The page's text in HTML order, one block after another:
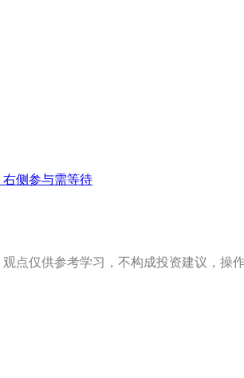
侧参与需等待
观点仅供参考学习，不构成投资建议，操